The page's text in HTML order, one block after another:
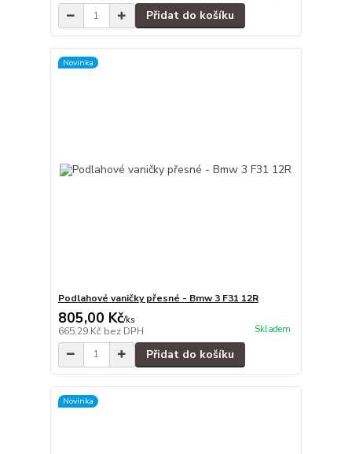
Přidat do košíku
Novinka
Podlahové vaničky přesné - Bmw 3 F31 12R
805,00 Kč/ks
665,29 Kč bez DPH Skladem
Přidat do košíku
Novinka